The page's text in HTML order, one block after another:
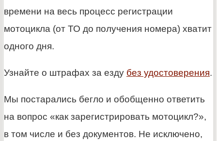
времени на весь процесс регистрации
мотоцикла (от ТО до получения номера) хватит
одного дня.
Узнайте о штрафах за езду без удостоверения.
Мы постарались бегло и обобщенно ответить
на вопрос «как зарегистрировать мотоцикл?»,
в том числе и без документов. Не исключено,